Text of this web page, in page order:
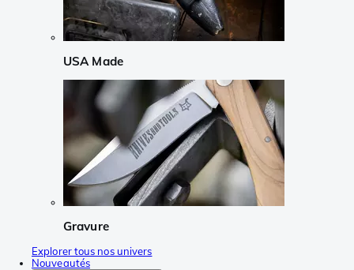
USA Made
Gravure
Explorer tous nos univers
Nouveautés